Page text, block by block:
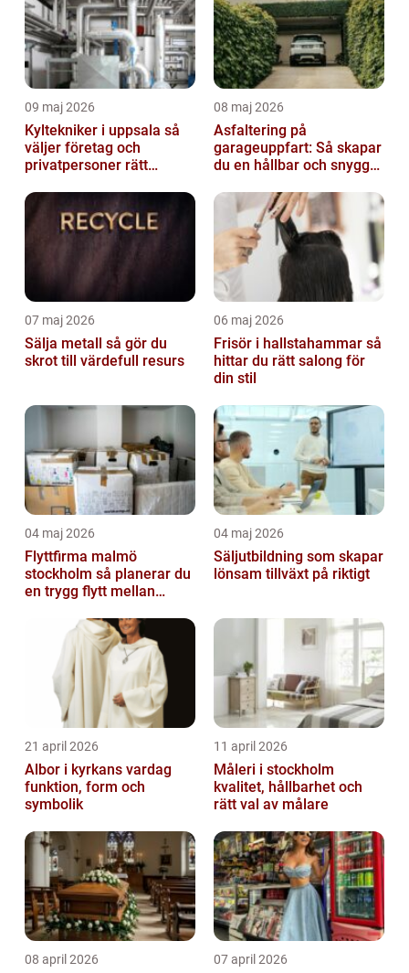
09 maj 2026
Kyltekniker i uppsala så
väljer företag och
privatpersoner rätt
08 maj 2026
Asfaltering på
garageuppfart: Så skapar
du en hållbar och snygg
07 maj 2026
Sälja metall så gör du
skrot till värdefull resurs
06 maj 2026
Frisör i hallstahammar så
hittar du rätt salong för
din stil
04 maj 2026
Flyttfirma malmö
stockholm så planerar du
en trygg flytt mellan
04 maj 2026
Säljutbildning som skapar
lönsam tillväxt på riktigt
21 april 2026
Albor i kyrkans vardag
funktion, form och
symbolik
11 april 2026
Måleri i stockholm
kvalitet, hållbarhet och
rätt val av målare
08 april 2026 07 april 2026